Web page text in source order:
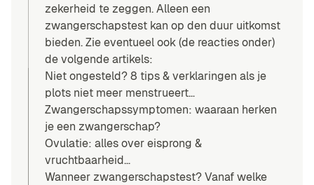
zekerheid te zeggen. Alleen een
zwangerschapstest kan op den duur uitkomst
bieden. Zie eventueel ook (de reacties onder)
de volgende artikels:
Niet ongesteld? 8 tips & verklaringen als je
plots niet meer menstrueert…
Zwangerschapssymptomen: waaraan herken
je een zwangerschap?
Ovulatie: alles over eisprong &
vruchtbaarheid…
Wanneer zwangerschapstest? Vanaf welke